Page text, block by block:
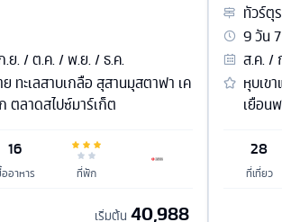
ย. / ต.ค. / พ.ย. / ธ.ค.
ทะเลสาบเกลือ สุสานมุสตาฟา เค
ตลาดสไปซ์มาร์เก็ต
16
อาหาร ที่พัก
เริ่มต้น 40,988
ทัวร์ตุ
9วัน7
ส.ค. /
หุบเข
เยือน
28
ที่เที่ยว